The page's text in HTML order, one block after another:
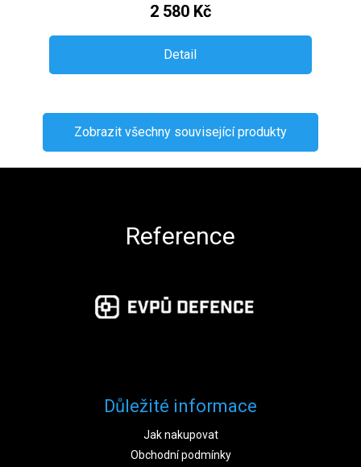
2 580 Kč
Detail
Zobrazit všechny související produkty
Reference
Důležité informace
Jak nakupovat
Obchodní podmínky